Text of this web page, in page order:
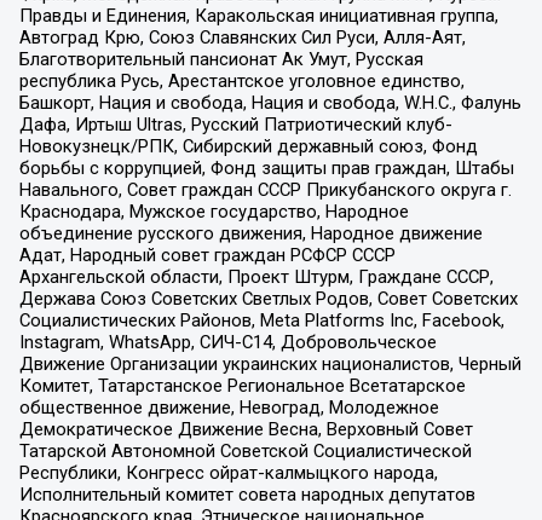
Правды и Единения, Каракольская инициативная группа,
Автоград Крю, Союз Славянских Сил Руси, Алля-Аят,
Благотворительный пансионат Ак Умут, Русская
республика Русь, Арестантское уголовное единство,
Башкорт, Нация и свобода, Нация и свобода, W.H.С., Фалунь
Дафа, Иртыш Ultras, Русский Патриотический клуб-
Новокузнецк/РПК, Сибирский державный союз, Фонд
борьбы с коррупцией, Фонд защиты прав граждан, Штабы
Навального, Совет граждан СССР Прикубанского округа г.
Краснодара, Мужское государство, Народное
объединение русского движения, Народное движение
Адат, Народный совет граждан РСФСР СССР
Архангельской области, Проект Штурм, Граждане СССР,
Держава Союз Советских Светлых Родов, Совет Советских
Социалистических Районов, Meta Platforms Inc, Facebook,
Instagram, WhatsApp, СИЧ-С14, Добровольческое
Движение Организации украинских националистов, Черный
Комитет, Татарстанское Региональное Всетатарское
общественное движение, Невоград, Молодежное
Демократическое Движение Весна, Верховный Совет
Татарской Автономной Советской Социалистической
Республики, Конгресс ойрат-калмыцкого народа,
Исполнительный комитет совета народных депутатов